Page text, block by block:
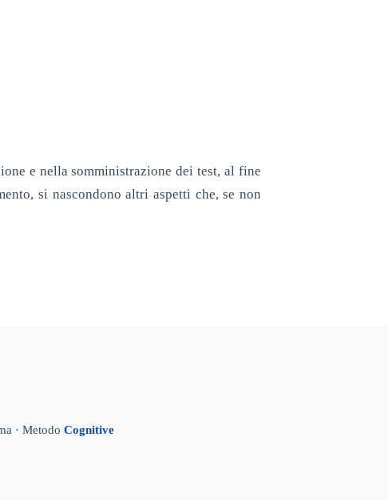
e nella somministrazione dei test, al fine
si nascondono altri aspetti che, se non
· Metodo Cognitive